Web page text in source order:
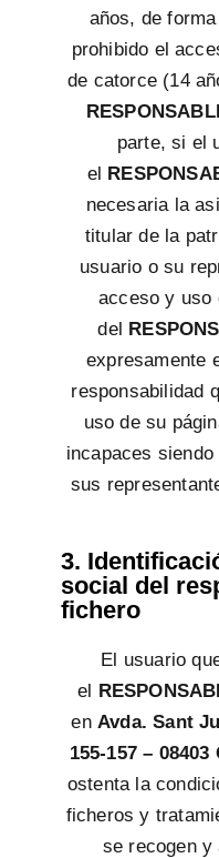
años, de
prohibido el
de catorce (14
parte, si el
el
necesaria la
titular de la
usuario o su
acceso y uso
del
expresamente
responsabilidad
uso de su
incapaces
sus
3.
social del
fichero
El usuario
el
en Avda. Sant
155-157 –
ostenta la
ficheros y
se recogen y